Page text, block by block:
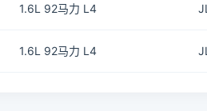
1.6L 92马力 L4
1.6L 92马力 L4